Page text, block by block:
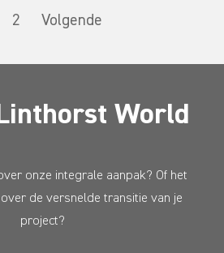
2 Volgende
World
onze integrale aanpak? Of het
de versnelde transitie van je
project?